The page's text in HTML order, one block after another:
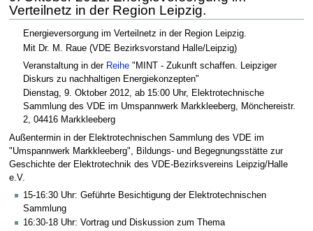
Verteilnetz in der Region Leipzig.
Energieversorgung im Verteilnetz in der Region Leipzig.
Mit Dr. M. Raue (VDE Bezirksvorstand Halle/Leipzig)
Veranstaltung in der Reihe "MINT - Zukunft schaffen. Leipziger
Diskurs zu nachhaltigen Energiekonzepten"
Dienstag, 9. Oktober 2012, ab 15:00 Uhr, Elektrotechnische
Sammlung des VDE im Umspannwerk Markkleeberg, Mönchereistr.
2, 04416 Markkleeberg
Außentermin in der Elektrotechnischen Sammlung des VDE im
"Umspannwerk Markkleeberg", Bildungs- und Begegnungsstätte zur
Geschichte der Elektrotechnik des VDE-Bezirksvereins Leipzig/Halle
e.V.
15-16:30 Uhr: Geführte Besichtigung der Elektrotechnischen
Sammlung
16:30-18 Uhr: Vortrag und Diskussion zum Thema